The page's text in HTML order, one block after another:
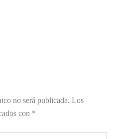
no será publicada. Los
con *